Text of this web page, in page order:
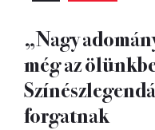
„Nagy
még az
forgatnak